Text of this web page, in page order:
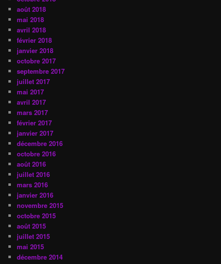
août 2018
mai 2018
avril 2018
février 2018
janvier 2018
octobre 2017
septembre 2017
juillet 2017
mai 2017
avril 2017
mars 2017
février 2017
janvier 2017
décembre 2016
octobre 2016
août 2016
juillet 2016
mars 2016
janvier 2016
novembre 2015
octobre 2015
août 2015
juillet 2015
mai 2015
décembre 2014